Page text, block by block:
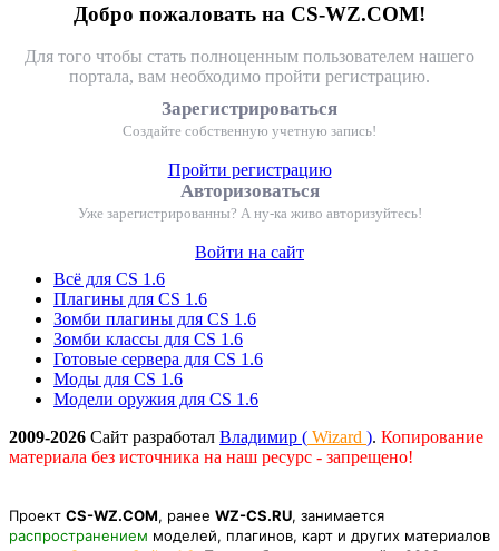
Добро пожаловать на CS-WZ.COM!
Для того чтобы стать полноценным пользователем нашего
портала, вам необходимо пройти регистрацию.
Зарегистрироваться
Создайте собственную учетную запись!
Пройти регистрацию
Авторизоваться
Уже зарегистрированны? А ну-ка живо авторизуйтесь!
Войти на сайт
Всё для CS 1.6
Плагины для CS 1.6
Зомби плагины для CS 1.6
Зомби классы для CS 1.6
Готовые сервера для CS 1.6
Моды для CS 1.6
Модели оружия для CS 1.6
2009-2026 Сайт разработал Владимир ( Wizard ). Копирование
материала без источника на наш ресурс - запрещено!
Проект CS-WZ.COM, ранее WZ-CS.RU, занимается
распространением моделей, плагинов, карт и других материалов